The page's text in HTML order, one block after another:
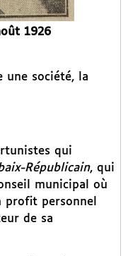
1926
une société, la
qui
Républicain, qui
municipal où
profit personnel
de sa